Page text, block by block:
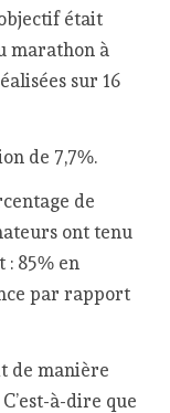
était
marathon à
sur 16
de 7,7%.
de
ont tenu
: 85% en
par rapport
de manière
à-dire que